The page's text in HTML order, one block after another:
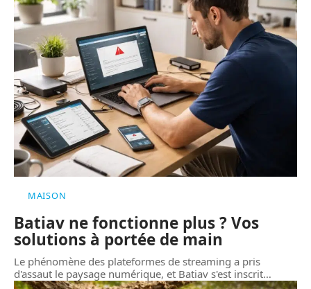
MAISON
Batiav ne fonctionne plus ? Vos
solutions à portée de main
Le phénomène des plateformes de streaming a pris
d'assaut le paysage numérique, et Batiav s'est inscrit…